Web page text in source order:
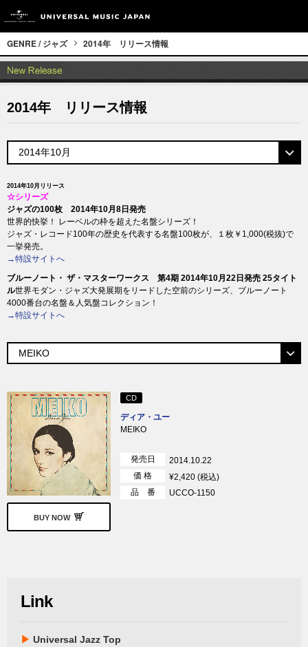
GENRE / ジャズ 2014年 リリース情報
2014年 リリース情報
2014年10月リリース
☆シリーズ
ジャズの100枚 2014年10月8日発売
世界的快挙！ レーベルの枠を超えた名盤シリーズ！
ジャズ・レコード100年の歴史を代表する名盤100枚が、１枚￥1,000(税抜)で
一挙発売。
→特設サイトへ
ブルーノート・ ザ・マスターワークス 第4期 2014年10月22日発売 25タイト
ル世界モダン・ジャズ大発展期をリードした空前のシリーズ、ブルーノート
4000番台の名盤＆人気盤コレクション！
→特設サイトへ
BUY NOW
CD
ディア・ユー
MEIKO
発売日
2014.10.22
価 格
¥2,420 (税込)
品 番
UCCO-1150
Link
▶ Universal Jazz Top